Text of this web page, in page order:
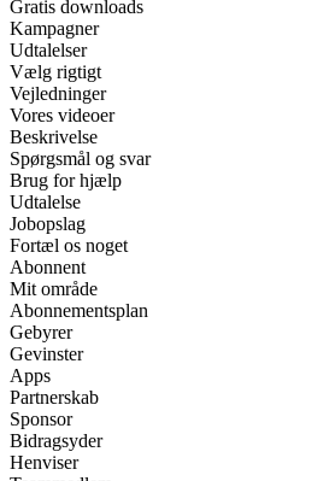
Gratis downloads
Kampagner
Udtalelser
Vælg rigtigt
Vejledninger
Vores videoer
Beskrivelse
Spørgsmål og svar
Brug for hjælp
Udtalelse
Jobopslag
Fortæl os noget
Abonnent
Mit område
Abonnementsplan
Gebyrer
Gevinster
Apps
Partnerskab
Sponsor
Bidragsyder
Henviser